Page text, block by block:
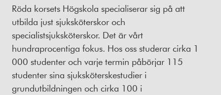
Röda korsets Högskola specialiserar sig på att
utbilda just sjuksköterskor och
specialistsjuksköterskor. Det är vårt
hundraprocentiga fokus. Hos oss studerar cirka 1
000 studenter och varje termin påbörjar 115
studenter sina sjuksköterskestudier i
grundutbildningen och cirka 100 i